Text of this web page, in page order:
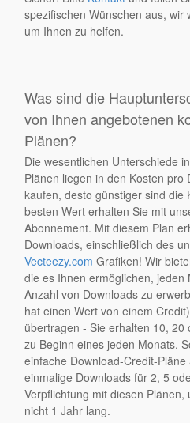
spezifischen Wünschen aus, wir
um Ihnen zu helfen.
Was sind die
von Ihnen angebotenen
Plänen?
Die wesentlichen Unterschiede
Plänen liegen in den Kosten pro
kaufen, desto günstiger sind die
besten Wert erhalten Sie mit
Abonnement. Mit diesem Plan
Downloads, einschließlich des
Vecteezy.com Grafiken! Wir
die es Ihnen ermöglichen, jeden
Anzahl von Downloads zu
hat einen Wert von einem
übertragen - Sie erhalten 10,
zu Beginn eines jeden Monats.
einfache Download-Credit-
einmalige Downloads für 2, 5
Verpflichtung mit diesen
nicht 1 Jahr lang.